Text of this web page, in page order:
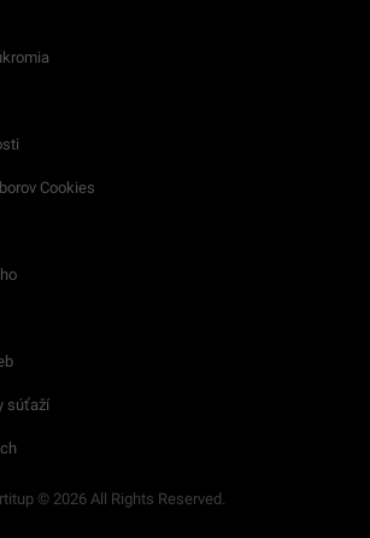
Cookies
súťaží
© 2026 All Rights Reserved.